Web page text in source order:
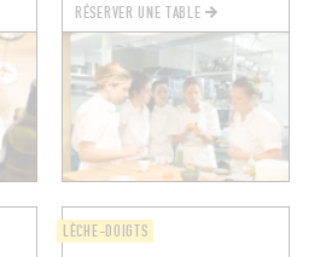
RÉSERVER UNE TABLE
LÈCHE-DOIGTS